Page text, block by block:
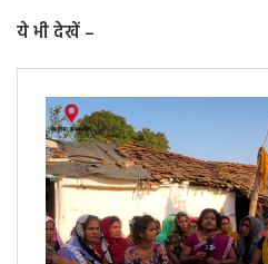
ये भी देखें –